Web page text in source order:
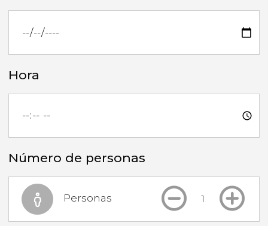
Hora
Número de personas
Personas